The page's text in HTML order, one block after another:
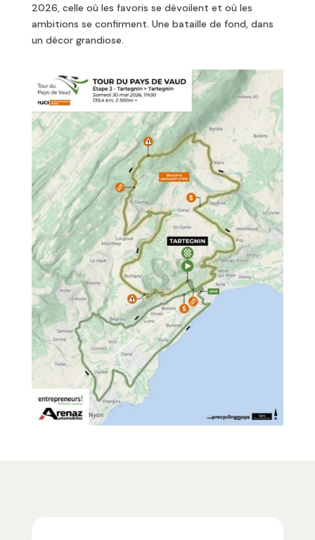
2026, celle où les favoris se dévoilent et où les
ambitions se confirment. Une bataille de fond, dans
un décor grandiose.